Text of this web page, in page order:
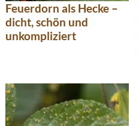
Feuerdorn als Hecke –
dicht, schön und
unkompliziert